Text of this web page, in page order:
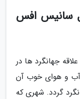
سانیس افس
جهانگرد ها در
آب و هوای خوب آن
گردد. شهری که